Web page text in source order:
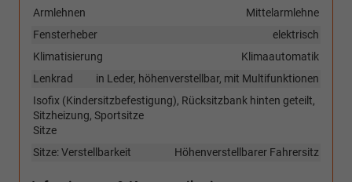
Mittelarmlehne
Armlehnen
elektrisch
Fensterheber
Klimaautomatik
Klimatisierung
in Leder, höhenverstellbar, mit Multifunktionen
Lenkrad
Isofix (Kindersitzbefestigung), Rücksitzbank hinten geteilt,
Sitzheizung, Sportsitze
Sitze
Höhenverstellbarer Fahrersitz
Sitze: Verstellbarkeit